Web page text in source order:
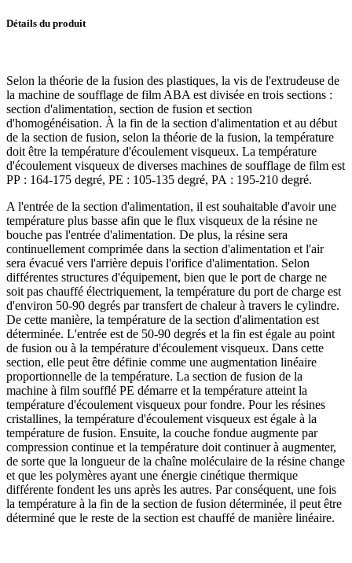
Détails du produit
Selon la théorie de la fusion des plastiques, la vis de l'extrudeuse de
la machine de soufflage de film ABA est divisée en trois sections :
section d'alimentation, section de fusion et section
d'homogénéisation. À la fin de la section d'alimentation et au début
de la section de fusion, selon la théorie de la fusion, la température
doit être la température d'écoulement visqueux. La température
d'écoulement visqueux de diverses machines de soufflage de film est
PP : 164-175 degré, PE : 105-135 degré, PA : 195-210 degré.
A l'entrée de la section d'alimentation, il est souhaitable d'avoir une
température plus basse afin que le flux visqueux de la résine ne
bouche pas l'entrée d'alimentation. De plus, la résine sera
continuellement comprimée dans la section d'alimentation et l'air
sera évacué vers l'arrière depuis l'orifice d'alimentation. Selon
différentes structures d'équipement, bien que le port de charge ne
soit pas chauffé électriquement, la température du port de charge est
d'environ 50-90 degrés par transfert de chaleur à travers le cylindre.
De cette manière, la température de la section d'alimentation est
déterminée. L'entrée est de 50-90 degrés et la fin est égale au point
de fusion ou à la température d'écoulement visqueux. Dans cette
section, elle peut être définie comme une augmentation linéaire
proportionnelle de la température. La section de fusion de la
machine à film soufflé PE démarre et la température atteint la
température d'écoulement visqueux pour fondre. Pour les résines
cristallines, la température d'écoulement visqueux est égale à la
température de fusion. Ensuite, la couche fondue augmente par
compression continue et la température doit continuer à augmenter,
de sorte que la longueur de la chaîne moléculaire de la résine change
et que les polymères ayant une énergie cinétique thermique
différente fondent les uns après les autres. Par conséquent, une fois
la température à la fin de la section de fusion déterminée, il peut être
déterminé que le reste de la section est chauffé de manière linéaire.